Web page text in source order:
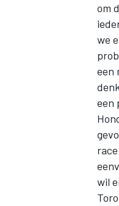
om
we
een
een
wil